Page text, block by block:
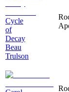
Cycle
of
Decay
Beau
Trulson